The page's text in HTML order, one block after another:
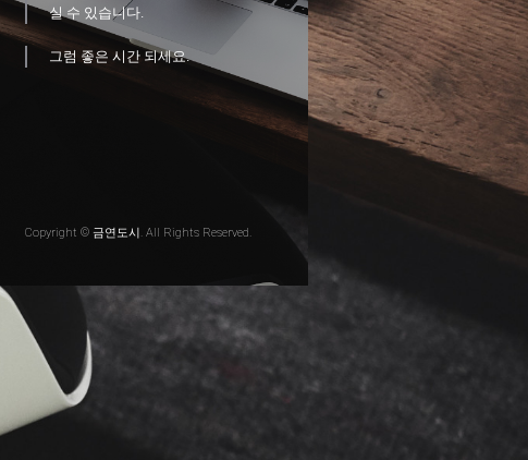
실 수 있습니다.
그럼 좋은 시간 되세요.
Copyright © 금연도시. All Rights Reserved.